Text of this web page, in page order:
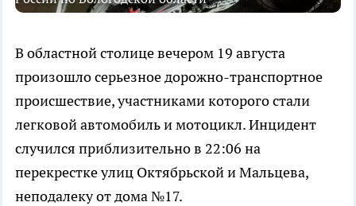
В областной столице вечером 19 августа
произошло серьезное дорожно-транспортное
происшествие, участниками которого стали
легковой автомобиль и мотоцикл. Инцидент
случился приблизительно в 22:06 на
перекрестке улиц Октябрьской и Мальцева,
неподалеку от дома №17.